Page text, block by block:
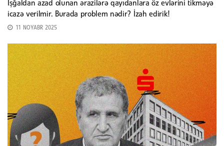
İşğaldan azad olunan ərazilərə qayıdanlara öz evlərini tikməyə
icazə verilmir. Burada problem nədir? İzah edirik!
11 NOYABR 2025